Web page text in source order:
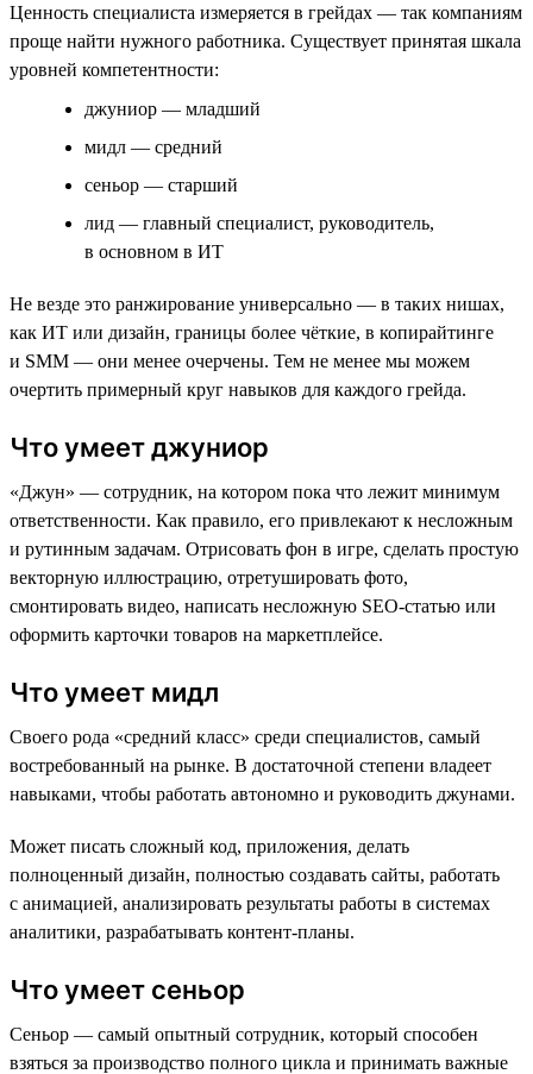
Ценность специалиста измеряется в грейдах — так компаниям
проще найти нужного работника. Существует принятая шкала
уровней компетентности:
джуниор — младший
мидл — средний
сеньор — старший
лид — главный специалист, руководитель,
в основном в ИТ
Не везде это ранжирование универсально — в таких нишах,
как ИТ или дизайн, границы более чёткие, в копирайтинге
и SMM — они менее очерчены. Тем не менее мы можем
очертить примерный круг навыков для каждого грейда.
Что умеет джуниор
«Джун» — сотрудник, на котором пока что лежит минимум
ответственности. Как правило, его привлекают к несложным
и рутинным задачам. Отрисовать фон в игре, сделать простую
векторную иллюстрацию, отретушировать фото,
смонтировать видео, написать несложную SEO-статью или
оформить карточки товаров на маркетплейсе.
Что умеет мидл
Своего рода «средний класс» среди специалистов, самый
востребованный на рынке. В достаточной степени владеет
навыками, чтобы работать автономно и руководить джунами.
Может писать сложный код, приложения, делать
полноценный дизайн, полностью создавать сайты, работать
с анимацией, анализировать результаты работы в системах
аналитики, разрабатывать контент-планы.
Что умеет сеньор
Сеньор — самый опытный сотрудник, который способен
взяться за производство полного цикла и принимать важные